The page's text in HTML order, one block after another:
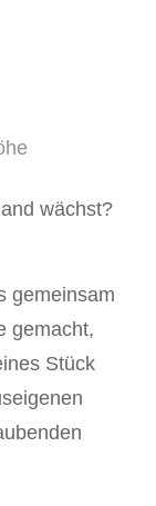
wächst?
gemeinsam
gemacht,
Stück